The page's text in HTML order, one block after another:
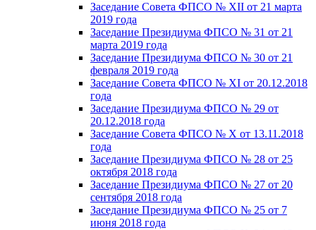
Заседание Совета ФПСО № XII от 21 марта
2019 года
Заседание Президиума ФПСО № 31 от 21
марта 2019 года
Заседание Президиума ФПСО № 30 от 21
февраля 2019 года
Заседание Совета ФПСО № XI от 20.12.2018
года
Заседание Президиума ФПСО № 29 от
20.12.2018 года
Заседание Совета ФПСО № X от 13.11.2018
года
Заседание Президиума ФПСО № 28 от 25
октября 2018 года
Заседание Президиума ФПСО № 27 от 20
сентября 2018 года
Заседание Президиума ФПСО № 25 от 7
июня 2018 года